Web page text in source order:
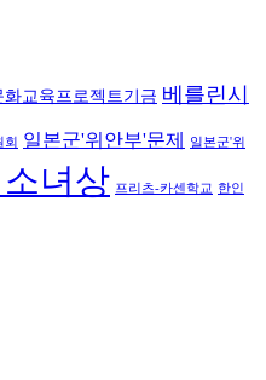
화교육프로젝트기금 베를린시
회 일본군'위안부'문제 일본군'위
녀상 프리츠-카센학교 한인